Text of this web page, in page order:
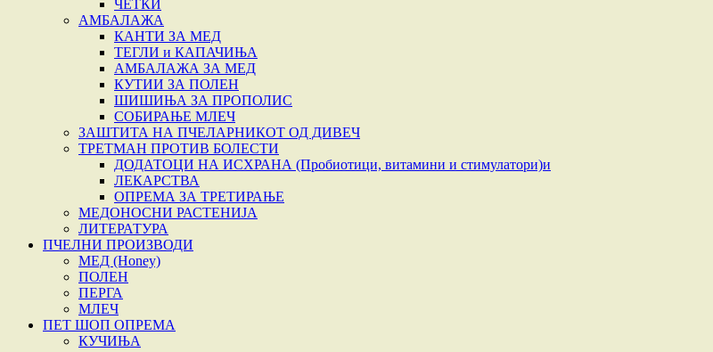
ЧЕТКИ
АМБАЛАЖА
КАНТИ ЗА МЕД
ТЕГЛИ и КАПАЧИЊА
АМБАЛАЖА ЗА МЕД
КУТИИ ЗА ПОЛЕН
ШИШИЊА ЗА ПРОПОЛИС
СОБИРАЊЕ МЛЕЧ
ЗАШТИТА НА ПЧЕЛАРНИКОТ ОД ДИВЕЧ
ТРЕТМАН ПРОТИВ БОЛЕСТИ
ДОДАТОЦИ НА ИСХРАНА (Пробиотици, витамини и стимулатори)и
ЛЕКАРСТВА
ОПРЕМА ЗА ТРЕТИРАЊЕ
МЕДОНОСНИ РАСТЕНИЈА
ЛИТЕРАТУРА
ПЧЕЛНИ ПРОИЗВОДИ
МЕД (Honey)
ПОЛЕН
ПЕРГА
МЛЕЧ
ПЕТ ШОП ОПРЕМА
КУЧИЊА